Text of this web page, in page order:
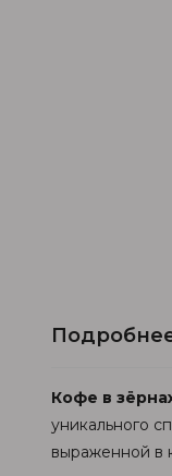
Кофе в
уникального
выраженной в